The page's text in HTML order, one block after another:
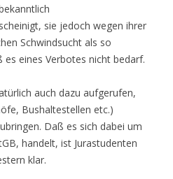
sie jedoch wegen ihrer
Schwindsucht als so
eines Verbotes nicht bedarf.
auch dazu aufgerufen,
Bushaltestellen etc.)
Daß es sich dabei um
handelt, ist Jurastudenten
klar.